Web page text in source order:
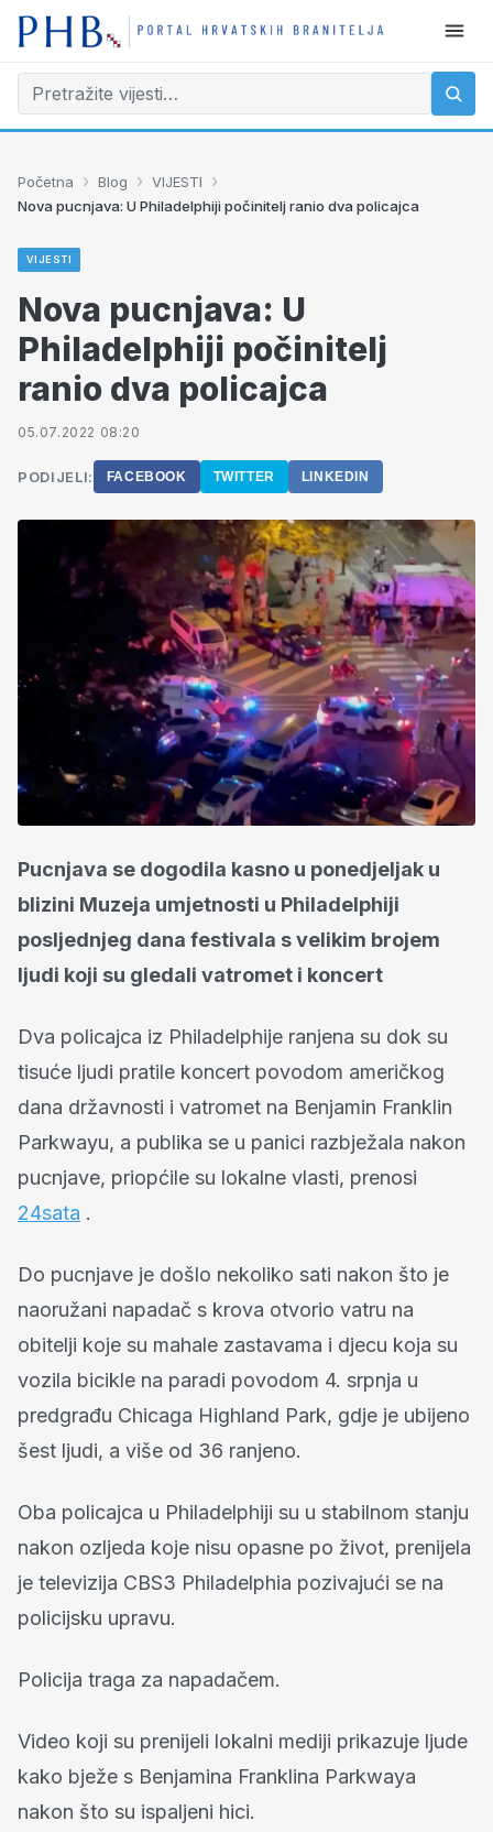
Početna › Blog › VIJESTI ›
Nova pucnjava: U Philadelphiji počinitelj ranio dva policajca
VIJESTI
Nova pucnjava: U
Philadelphiji počinitelj
ranio dva policajca
05.07.2022 08:20
PODIJELI: FACEBOOK TWITTER LINKEDIN
Pucnjava se dogodila kasno u ponedjeljak u
blizini Muzeja umjetnosti u Philadelphiji
posljednjeg dana festivala s velikim brojem
ljudi koji su gledali vatromet i koncert
Dva policajca iz Philadelphije ranjena su dok su
tisuće ljudi pratile koncert povodom američkog
dana državnosti i vatromet na Benjamin Franklin
Parkwayu, a publika se u panici razbježala nakon
pucnjave, priopćile su lokalne vlasti, prenosi
24sata .
Do pucnjave je došlo nekoliko sati nakon što je
naoružani napadač s krova otvorio vatru na
obitelji koje su mahale zastavama i djecu koja su
vozila bicikle na paradi povodom 4. srpnja u
predgrađu Chicaga Highland Park, gdje je ubijeno
šest ljudi, a više od 36 ranjeno.
Oba policajca u Philadelphiji su u stabilnom stanju
nakon ozljeda koje nisu opasne po život, prenijela
je televizija CBS3 Philadelphia pozivajući se na
policijsku upravu.
Policija traga za napadačem.
Video koji su prenijeli lokalni mediji prikazuje ljude
kako bježe s Benjamina Franklina Parkwaya
nakon što su ispaljeni hici.